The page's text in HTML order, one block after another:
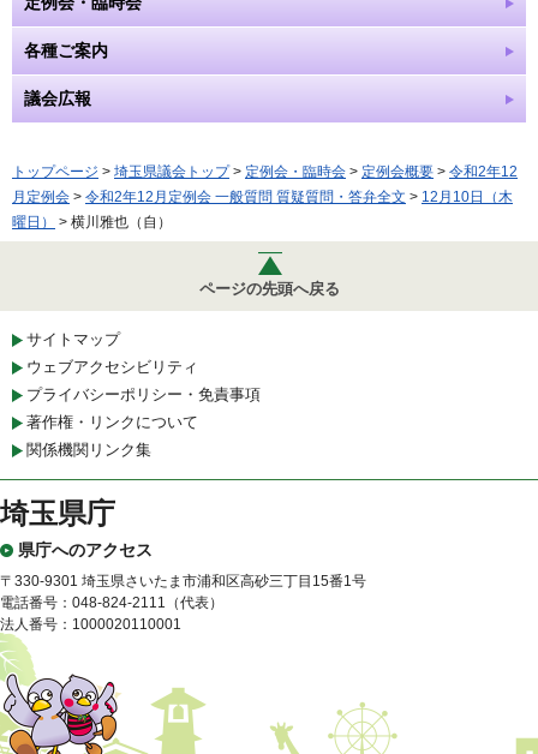
各種ご案内
議会広報
トップページ > 埼玉県議会トップ> 定例会・臨時会 > 定例会概要 > 令和2年12
月定例会 > 令和2年12月定例会 一般質問 質疑質問・答弁全文 > 12月10日（木
曜日）
> 横川雅也（自）
ページの先頭へ戻る
サイトマップ
ウェブアクセシビリティ
プライバシーポリシー・免責事項
著作権・リンクについて
関係機関リンク集
埼玉県庁
県庁へのアクセス
〒330-9301 埼玉県さいたま市浦和区高砂三丁目15番1号
電話番号：048-824-2111（代表）
法人番号：1000020110001